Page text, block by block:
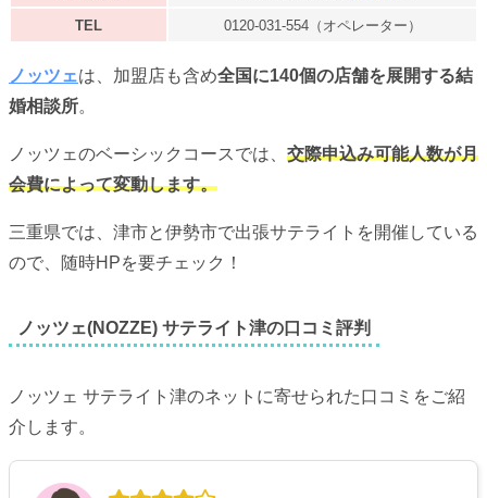
TEL 0120-031-554（オペレーター）
ノッツェは、加盟店も含め全国に140個の店舗を展開する結
婚相談所。
ノッツェのベーシックコースでは、 交際申込み可能人数が月
会費によって変動します。
三重県では、津市と伊勢市で出張サテライトを開催している
ので、随時HPを要チェック！
ノッツェ(NOZZE) サテライト津の口コミ評判
ノッツェ サテライト津のネットに寄せられた口コミをご紹
介します。